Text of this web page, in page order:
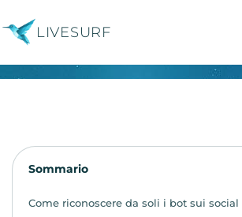
LIVESURF
Sommario
Come riconoscere da soli i bot sui